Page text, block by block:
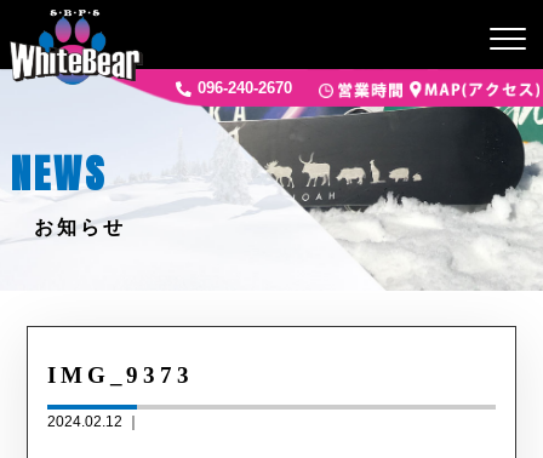
096-240-2670
NEWS
お知らせ
IMG_9373
2024.02.12 ｜